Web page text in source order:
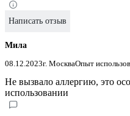
Написать отзыв
Мила
08.12.2023г. МоскваОпыт
Не вызвало аллергию, это
использовании